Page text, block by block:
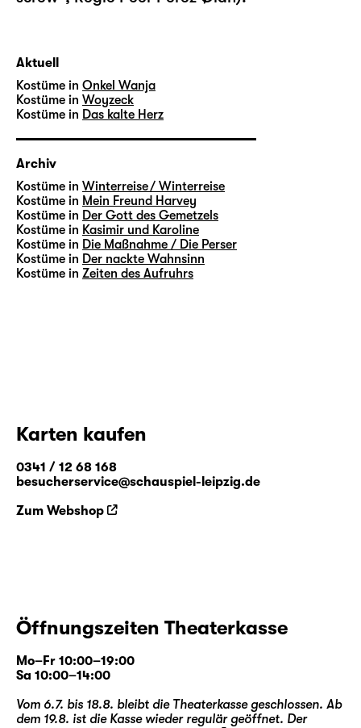
Aktuell
Kostüme in Onkel Wanja
Kostüme in Woyzeck
Kostüme in Das kalte Herz
Archiv
Kostüme in Winterreise / Winterreise
Kostüme in Mein Freund Harvey
Kostüme in Der Gott des Gemetzels
Kostüme in Kasimir und Karoline
Kostüme in Die Maßnahme / Die Perser
Kostüme in Der nackte Wahnsinn
Kostüme in Zeiten des Aufruhrs
Karten kaufen
0341 / 12 68 168
besucherservice@schauspiel-leipzig.de
Zum Webshop
Öffnungszeiten Theaterkasse
Mo–Fr 10:00–19:00
Sa 10:00–14:00
Vom 6.7. bis 18.8. bleibt die Theaterkasse geschlossen. Ab
dem 19.8. ist die Kasse wieder regulär geöffnet. Der